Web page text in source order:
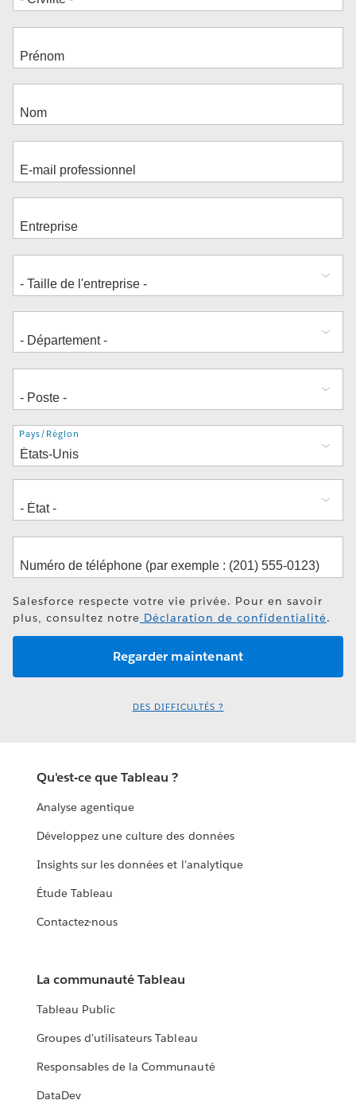
Adresse
Pays/Région
Salesforce respecte votre vie privée. Pour en savoir
plus, consultez notre Déclaration de confidentialité.
DES DIFFICULTÉS ?
Qu'est-ce que Tableau ?
Analyse agentique
Développez une culture des données
Insights sur les données et l'analytique
Étude Tableau
Contactez-nous
La communauté Tableau
Tableau Public
Groupes d'utilisateurs Tableau
Responsables de la Communauté
DataDev